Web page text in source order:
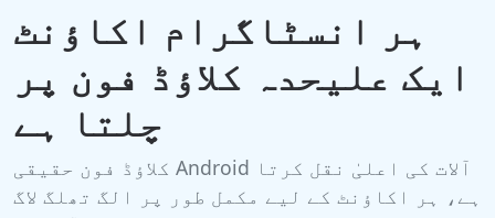
ہر انسٹاگرام اکاؤنٹ
ایک علیحدہ کلاؤڈ فون پر
چلتا ہے
کلاؤڈ فون حقیقی Android آلات کی اعلیٰ نقل کرتا
ہے، ہر اکاؤنٹ کے لیے مکمل طور پر الگ تھلگ لاگ